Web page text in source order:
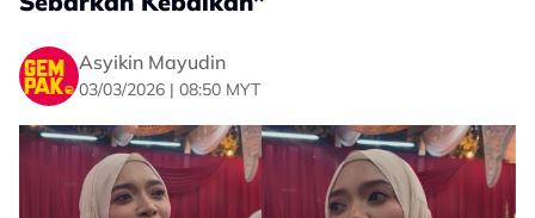
dinyanyikan semula oleh Ananda.
Antara komen yang diterima adalah:
Asyikin Mayudin
03/03/2026 | 08:50 MYT